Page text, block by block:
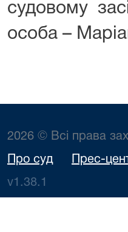
судовому
особа –
2026 © Всі права
Про суд Прес-
v1.38.1